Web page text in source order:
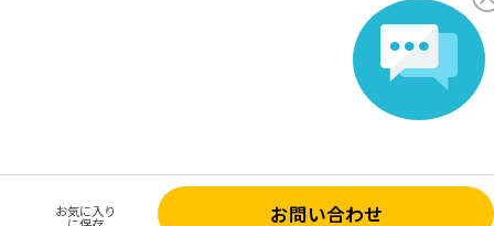
お気に入り お問い合わせ